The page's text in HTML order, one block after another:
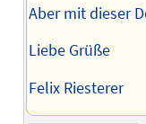
Aber mit dieser
Liebe Grüße
Felix Riesterer